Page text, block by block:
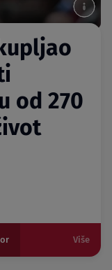
od 270
Više